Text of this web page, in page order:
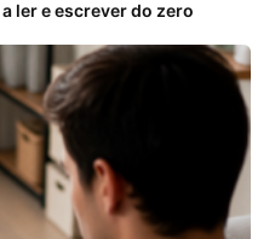
ler e escrever do zero